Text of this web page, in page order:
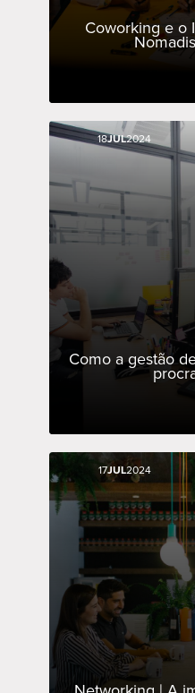
Coworking e o
18JUL2024
Como a gestão
18JUL2024
17JUL2024
17JUL2024